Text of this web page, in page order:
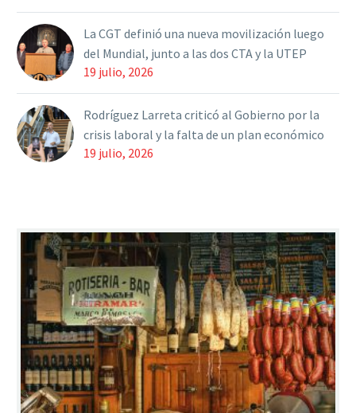
La CGT definió una nueva movilización luego
del Mundial, junto a las dos CTA y la UTEP
19 julio, 2026
Rodríguez Larreta criticó al Gobierno por la
crisis laboral y la falta de un plan económico
19 julio, 2026